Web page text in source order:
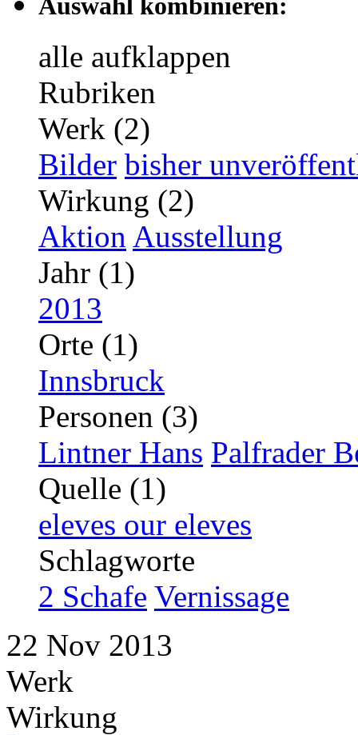
alle aufklappen
Rubriken
Werk (2)
Bilder bisher
Wirkung (2)
Aktion Ausstellung
Jahr (1)
2013
Orte (1)
Innsbruck
Personen (3)
Lintner Hans Palfrader
Quelle (1)
eleves our eleves
Schlagworte
2 Schafe Vernissage
22 Nov 2013
Werk
Wirkung